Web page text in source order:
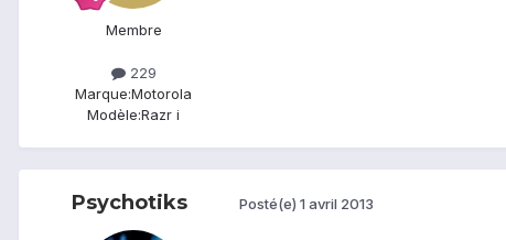
Membre
229
Marque:Motorola
Modèle:Razr i
Psychotiks Posté(e) 1 avril 2013